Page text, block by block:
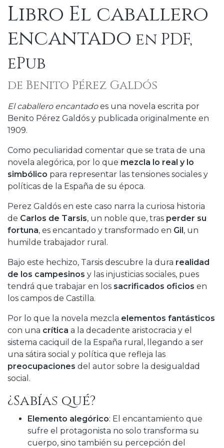
Libro El caballero
encantado en PDF,
ePub
de Benito Pérez Galdós
El caballero encantadoes una novela escrita por
Benito Pérez Galdós y publicada originalmente en
1909.
Como peculiaridad comentar que se trata de una
novela alegórica, por lo que mezcla lo real y lo
simbólico para representar las tensiones sociales y
políticas de la España de su época.
Perez Galdós en este caso narra la curiosa historia
de Carlos de Tarsis, un noble que, tras perder su
fortuna, es encantado y transformado en Gil, un
humilde trabajador rural.
Bajo este hechizo, Tarsis descubre la dura realidad
de los campesinos y las injusticias sociales, pues
tendrá que trabajar en los sacrificados oficios en
los campos de Castilla.
Por lo que la novela mezcla elementos fantásticos
con una crítica a la decadente aristocracia y el
sistema caciquil de la España rural, llegando a ser
una sátira social y política que refleja las
preocupaciones del autor sobre la desigualdad
social.
¿Sabías qué?
Elemento alegórico: El encantamiento que
sufre el protagonista no solo transforma su
cuerpo, sino también su percepción del